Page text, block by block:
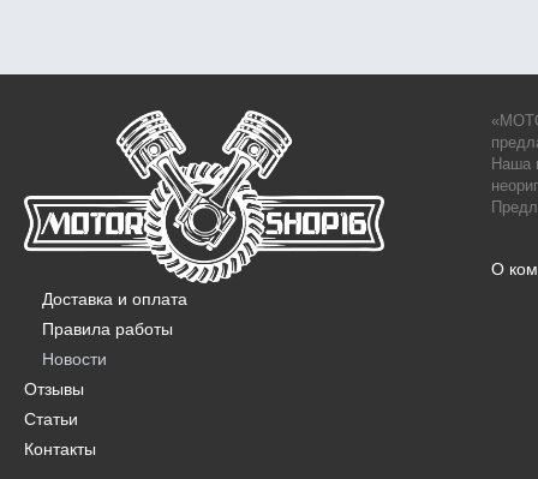
Наша
О
Доставка и оплата
Правила работы
Новости
Отзывы
Статьи
Контакты